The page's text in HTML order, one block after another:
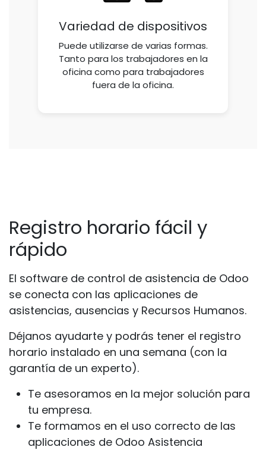
Variedad de dispositivos
Puede utilizarse de varias formas.
Tanto para los trabajadores en la
oficina como para trabajadores
fuera de la oficina.
Registro horario fácil y
rápido
El software de control de asistencia de Odoo
se conecta con las aplicaciones de
asistencias, ausencias y Recursos Humanos.
Déjanos ayudarte y podrás tener el registro
horario instalado en una semana (con la
garantía de un experto).
Te asesoramos en la mejor solución para
tu empresa.
Te formamos en el uso correcto de las
aplicaciones de Odoo Asistencia